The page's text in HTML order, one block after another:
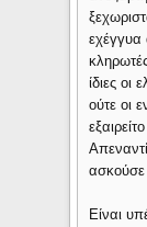
εχέγγυα
ίδιες οι
ούτε οι
ασκούσε
Είναι